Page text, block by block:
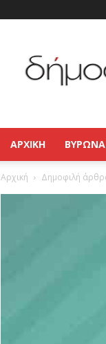
ΑΡΧΙΚΉ
Αρχική Δημοφιλή